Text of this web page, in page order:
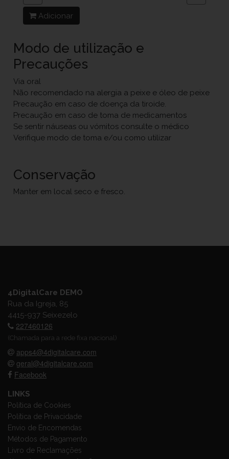
Adicionar
Modo de utilização e
Precauções
Via oral
Não recomendado na alergia a peixe e óleo de peixe
Precaução em caso de doença da tiroide.
Precaução em caso de toma de medicamentos
Se sentir náuseas ou vómitos consulte o médico
Verifique modo de toma e/ou como utilizar
Conservação
Manter em local seco e fresco.
4DigitalCare DEMO
Rua da Igreja, 85
4415-937 Seixezelo
227460126
(Chamada para a rede fixa nacional)
apps4@4digitalcare.com
geral@4digitalcare.com
Facebook
LINKS
Política de Cookies
Política de Privacidade
Envio de Encomendas
Métodos de Pagamento
Livro de Reclamações